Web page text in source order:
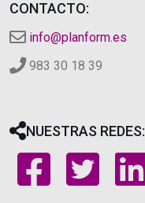
CONTACTO:
info@planform.es
983 30 18 39
NUESTRAS REDES: